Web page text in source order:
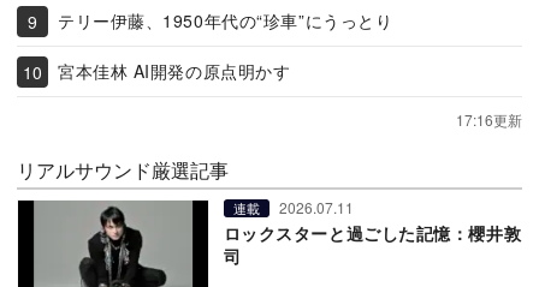
テリー伊藤、1950年代の“珍車”にうっとり
宮本佳林 AI開発の原点明かす
17:16更新
リアルサウンド厳選記事
連載 2026.07.11
ロックスターと過ごした記憶：櫻井敦
司